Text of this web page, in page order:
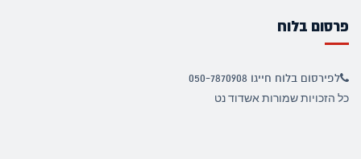
פרסום בלוח
לפירסום בלוח חייגו 050-7870908
כל הזכויות שמורות אשדוד נט